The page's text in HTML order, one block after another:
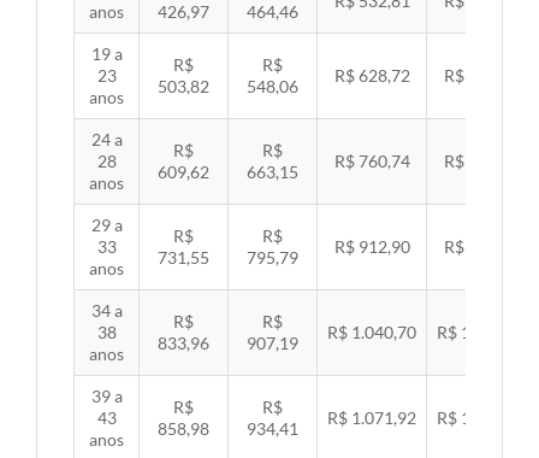
anos 426,97 464,46
19 a
23
anos
R$
503,82
R$
548,06
R$ 628,72 R$ 647,89
24 a
28
anos
R$
609,62
R$
663,15
R$ 760,74 R$ 783,94
29 a
33
anos
R$
731,55
R$
795,79
R$ 912,90 R$ 940,74
34 a
38
anos
R$
833,96
R$
907,19
R$ 1.040,70 R$ 1.072,43
39 a
43
anos
R$
858,98
R$
934,41
R$ 1.071,92 R$ 1.104,60